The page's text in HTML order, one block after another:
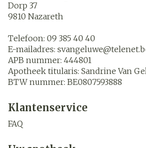
Dorp 37
9810 Nazareth
Telefoon: 09 385 40 40
E-mailadres: svangeluwe@
APB nummer: 444801
Apotheek titularis: Sandrine Van
BTW nummer: BE0807593888
Klantenservice
FAQ